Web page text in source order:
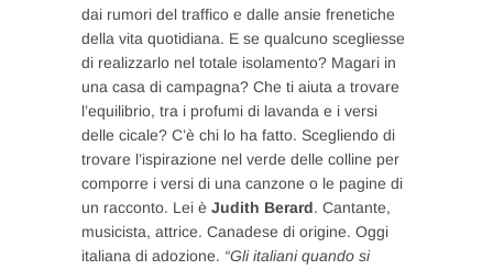
dai rumori del traffico e dalle ansie frenetiche
della vita quotidiana. E se qualcuno scegliesse
di realizzarlo nel totale isolamento? Magari in
una casa di campagna? Che ti aiuta a trovare
l’equilibrio, tra i profumi di lavanda e i versi
delle cicale? C’è chi lo ha fatto. Scegliendo di
trovare l’ispirazione nel verde delle colline per
comporre i versi di una canzone o le pagine di
un racconto. Lei è Judith Berard. Cantante,
musicista, attrice. Canadese di origine. Oggi
italiana di adozione. “Gli italiani quando si